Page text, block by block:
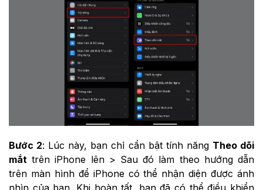
Bước 2: Lúc này, bạn chỉ cần bật tính năng Theo dõi
mắt trên iPhone lên > Sau đó làm theo hướng dẫn
trên màn hình để iPhone có thể nhận diện được ánh
nhìn của bạn. Khi hoàn tất, bạn đã có thể điều khiển